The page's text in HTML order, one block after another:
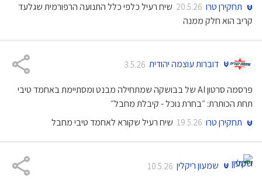
תחקירן טרו 20.5.26 שיח רעיל כלפי כלל התנועה הרפורמית שגלעד
קריב הוא חלק ממנה
דוברות עוצמה יהודית 3.5.26
פרסמה סרטון AI של בבושקה שמתחילה מבנט ומסתיימת באחמד טיבי
תחת הכותרת: ״בחרת נוכל - קיבלת מחבל״
תחקירן טרו 19.5.26 שיח רעיל שקורא לאחמד טיבי מחבל
שמעון ריקלין 10.5.26